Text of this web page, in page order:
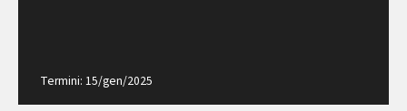
Termini: 15/gen/2025